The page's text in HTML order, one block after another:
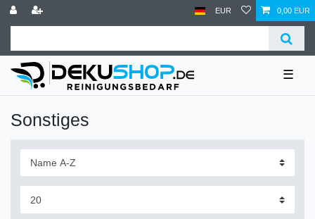
EUR 0,00 EUR
☰
Sonstiges